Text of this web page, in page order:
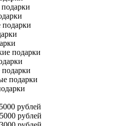
подарки
подарки
рублей
рублей